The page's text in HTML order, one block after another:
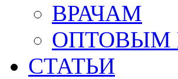
ВРАЧАМ
ОПТОВЫМ
СТАТЬИ